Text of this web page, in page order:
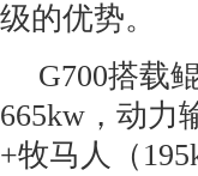
级的优势。
G700搭载
665kw，动力
+牧马人（